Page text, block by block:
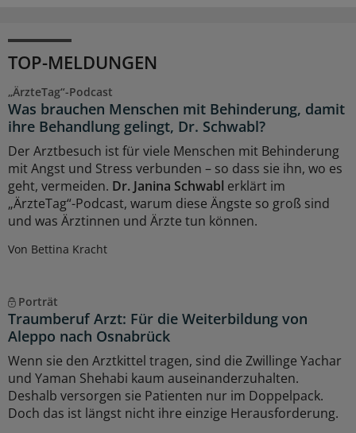
TOP-MELDUNGEN
„ÄrzteTag“-Podcast
Was brauchen Menschen mit Behinderung, damit
ihre Behandlung gelingt, Dr. Schwabl?
Der Arztbesuch ist für viele Menschen mit Behinderung
mit Angst und Stress verbunden – so dass sie ihn, wo es
geht, vermeiden. Dr. Janina Schwabl erklärt im
„ÄrzteTag“-Podcast, warum diese Ängste so groß sind
und was Ärztinnen und Ärzte tun können.
Von Bettina Kracht
Porträt
Traumberuf Arzt: Für die Weiterbildung von
Aleppo nach Osnabrück
Wenn sie den Arztkittel tragen, sind die Zwillinge Yachar
und Yaman Shehabi kaum auseinanderzuhalten.
Deshalb versorgen sie Patienten nur im Doppelpack.
Doch das ist längst nicht ihre einzige Herausforderung.